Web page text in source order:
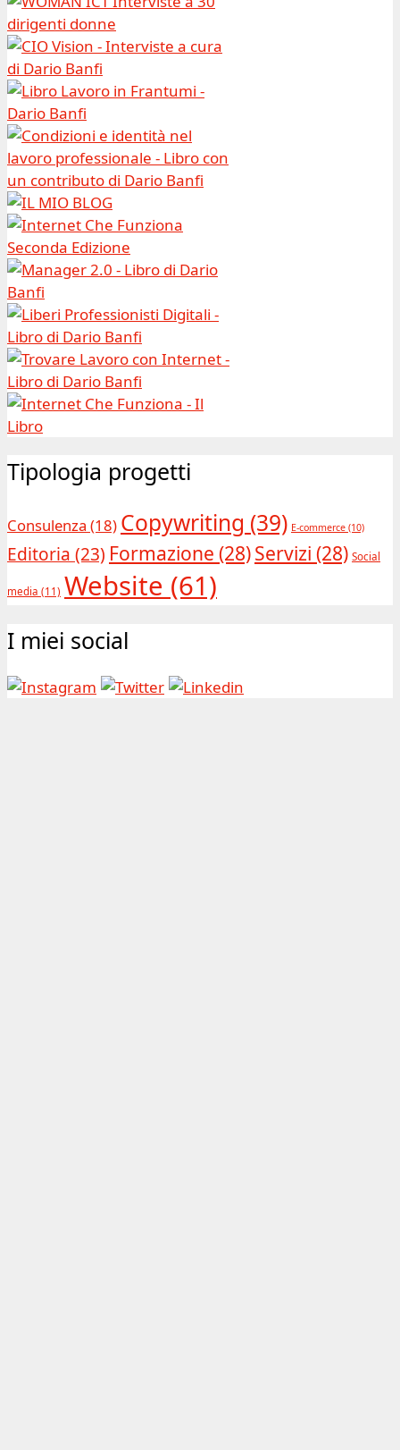
Tipologia progetti
Consulenza (18) Copywriting (39) E-commerce (10)
Editoria (23) Formazione (28)Servizi (28) Social
media (11) Website (61)
I miei social